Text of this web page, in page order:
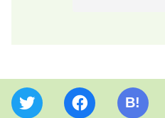
B!